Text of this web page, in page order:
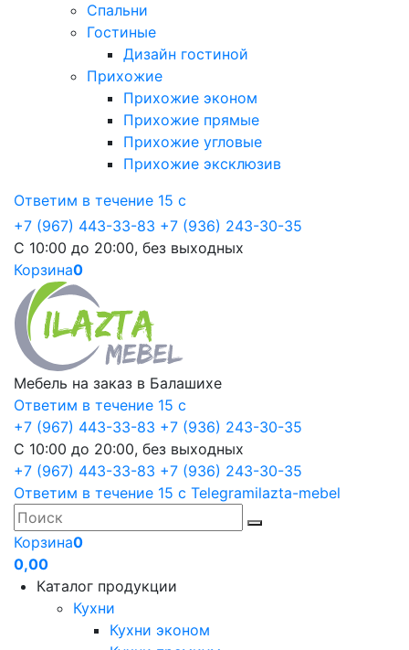
Спальни
Гостиные
Дизайн гостиной
Прихожие
Прихожие эконом
Прихожие прямые
Прихожие угловые
Прихожие эксклюзив
Ответим в течение 15 с
+7 (967) 443-33-83 +7 (936) 243-30-35
С 10:00 до 20:00, без выходных
Корзина0
Мебель на заказ в Балашихе
Ответим в течение 15 с
+7 (967) 443-33-83 +7 (936) 243-30-35
С 10:00 до 20:00, без выходных
+7 (967) 443-33-83 +7 (936) 243-30-35
Ответим в течение 15 с Telegramilazta-mebel
Корзина0
0,00
Каталог продукции
Кухни
Кухни эконом